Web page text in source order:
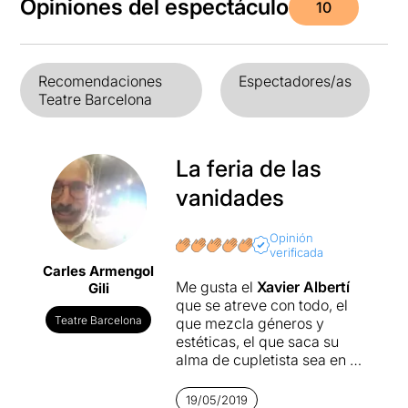
Opiniones del espectáculo 10
Recomendaciones
Teatre Barcelona
Espectadores/as
Carles Armengol
Gili
Teatre Barcelona
La feria de las
vanidades
Opinión
verificada
Me gusta el Xavier Albertí
que se atreve con todo, el
que mezcla géneros y
estéticas, el que saca su
alma de cupletista sea en el
y arriesga. En definitiva, el
19/05/2019